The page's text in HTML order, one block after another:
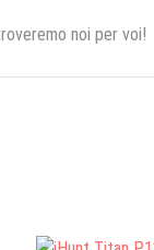
noi per voi!